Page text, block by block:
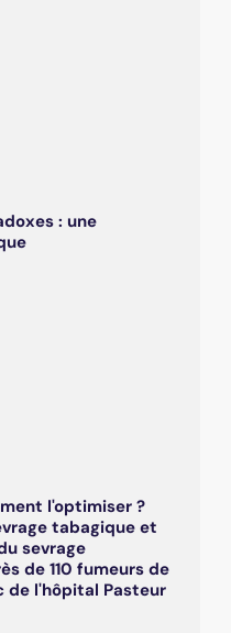
: une
l'optimiser ?
tabagique et
sevrage
de 110 fumeurs de
l'hôpital Pasteur